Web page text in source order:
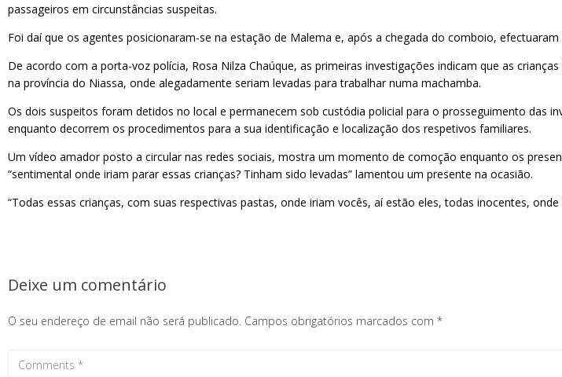
passageiros em circunstâncias suspeitas.
Foi daí que os agentes posicionaram-se na estação de Malema e, após a chegada do comboio,
De acordo com a porta-voz polícia, Rosa Nilza Chaúque, as primeiras investigações indicam que as
na província do Niassa, onde alegadamente seriam levadas para trabalhar numa machamba.
Os dois suspeitos foram detidos no local e permanecem sob custódia policial para o prosseguimento das
enquanto decorrem os procedimentos para a sua identificação e localização dos respetivos familiares.
Um vídeo amador posto a circular nas redes sociais, mostra um momento de comoção enquanto os
“sentimental onde iriam parar essas crianças? Tinham sido levadas” lamentou um presente na ocasião.
“Todas essas crianças, com suas respectivas pastas, onde iriam vocês, aí estão eles, todas inocentes,
Deixe um comentário
O seu endereço de email não será publicado. Campos obrigatórios marcados com *